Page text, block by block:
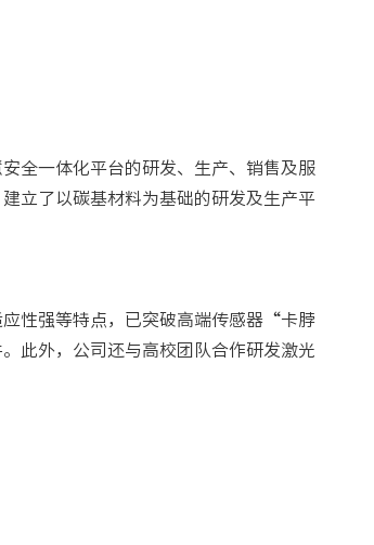
全一体化平台的研发、生产、销售及服
立了以碳基材料为基础的研发及生产平
性强等特点，已突破高端传感器“卡脖
此外，公司还与高校团队合作研发激光